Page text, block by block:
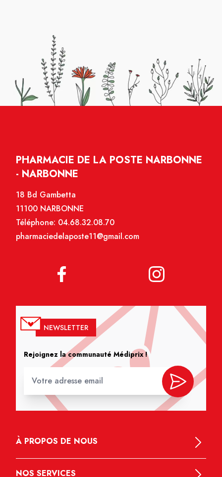
PHARMACIE DE LA POSTE NARBONNE
- NARBONNE
18 Bd Gambetta
11100 NARBONNE
Téléphone: 04.68.32.08.70
pharmaciedelaposte11@gmail.com
NEWSLETTER
Rejoignez la communauté Médiprix !
À PROPOS DE NOUS
NOS SERVICES